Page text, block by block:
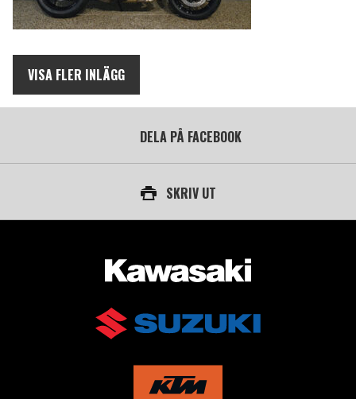
VISA FLER INLÄGG
DELA PÅ FACEBOOK
SKRIV UT
AUKTORISERAD ÅTERFÖRSÄLJARE AV